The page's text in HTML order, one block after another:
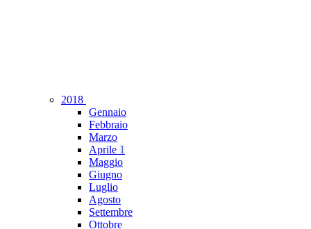
2018
Gennaio
Febbraio
Marzo
Aprile 1
Maggio
Giugno
Luglio
Agosto
Settembre
Ottobre